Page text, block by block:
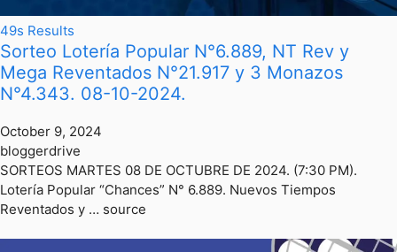
49s Results
Sorteo Lotería Popular N°6.889, NT Rev y
Mega Reventados N°21.917 y 3 Monazos
N°4.343. 08-10-2024.
October 9, 2024
bloggerdrive
SORTEOS MARTES 08 DE OCTUBRE DE 2024. (7:30 PM).
Lotería Popular “Chances” N° 6.889. Nuevos Tiempos
Reventados y … source